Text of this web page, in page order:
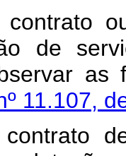
de
11.107,